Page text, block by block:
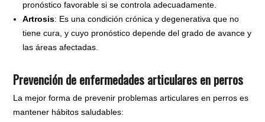
pronóstico favorable si se controla adecuadamente.
Artrosis: Es una condición crónica y degenerativa que no
tiene cura, y cuyo pronóstico depende del grado de avance y
las áreas afectadas.
Prevención de enfermedades articulares en perros
La mejor forma de prevenir problemas articulares en perros es
mantener hábitos saludables: